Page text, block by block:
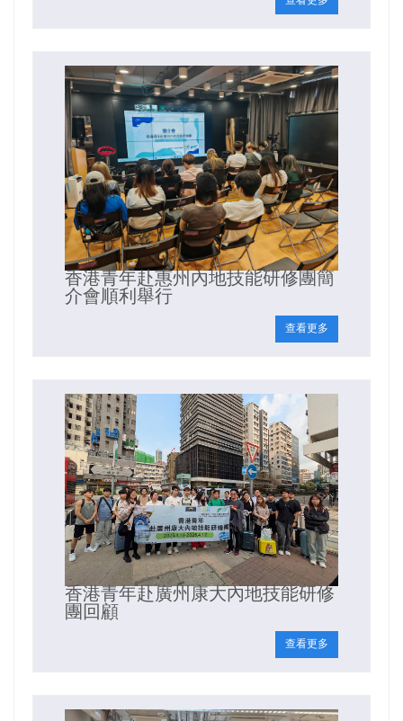
香港青年赴惠州內地技能研修團簡
介會順利舉行
查看更多
香港青年赴廣州康大內地技能研修
團回顧
查看更多